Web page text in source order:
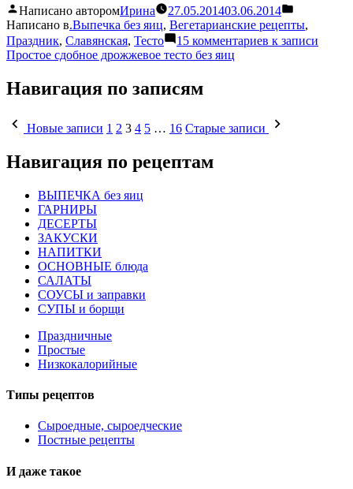
Написано авторомИрина 27.05.201403.06.2014
Написано в.Выпечка без яиц, Вегетарианские рецепты,
Праздник, Славянская, Тесто 15 комментариев к записи
Простое сдобное дрожжевое тесто без яиц
Навигация по записям
Новые записи 1 2 3 4 5 … 16 Старые записи
Навигация по рецептам
ВЫПЕЧКА без яиц
ГАРНИРЫ
ДЕСЕРТЫ
ЗАКУСКИ
НАПИТКИ
ОСНОВНЫЕ блюда
САЛАТЫ
СОУСЫ и заправки
СУПЫ и борщи
Праздничные
Простые
Низкокалорийные
Типы рецептов
Сыроедные, сыроедческие
Постные рецепты
И даже такое